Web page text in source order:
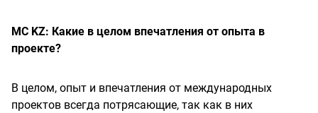
MC KZ: Какие в целом впечатления от опыта в
проекте?
В целом, опыт и впечатления от международных
проектов всегда потрясающие, так как в них